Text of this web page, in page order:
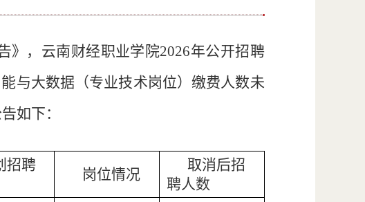
》， 云南财经职业学院2026年公开招聘
与大数据（专业技术岗位）缴费人数未
如下：
招聘
岗位情况
取消后招
聘人数